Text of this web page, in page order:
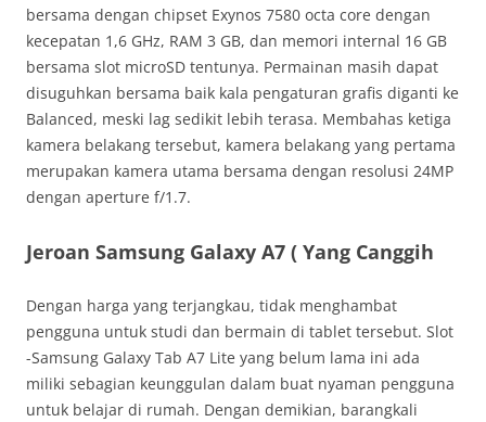
bersama dengan chipset Exynos 7580 octa core dengan
kecepatan 1,6 GHz, RAM 3 GB, dan memori internal 16 GB
bersama slot microSD tentunya. Permainan masih dapat
disuguhkan bersama baik kala pengaturan grafis diganti ke
Balanced, meski lag sedikit lebih terasa. Membahas ketiga
kamera belakang tersebut, kamera belakang yang pertama
merupakan kamera utama bersama dengan resolusi 24MP
dengan aperture f/1.7.
Jeroan Samsung Galaxy A7 ( Yang Canggih
Dengan harga yang terjangkau, tidak menghambat
pengguna untuk studi dan bermain di tablet tersebut. Slot
-Samsung Galaxy Tab A7 Lite yang belum lama ini ada
miliki sebagian keunggulan dalam buat nyaman pengguna
untuk belajar di rumah. Dengan demikian, barangkali